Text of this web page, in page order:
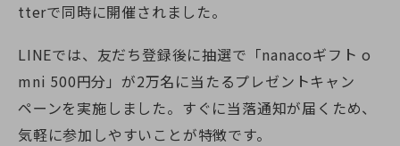
tterで同時に開催されました。
LINEでは、友だち登録後に抽選で「nanacoギフト o
mni 500円分」が2万名に当たるプレゼントキャン
ペーンを実施しました。すぐに当落通知が届くため、
気軽に参加しやすいことが特徴です。